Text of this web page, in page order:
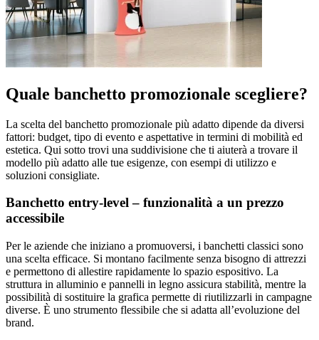
Quale banchetto promozionale scegliere?
La scelta del banchetto promozionale più adatto dipende da diversi
fattori: budget, tipo di evento e aspettative in termini di mobilità ed
estetica. Qui sotto trovi una suddivisione che ti aiuterà a trovare il
modello più adatto alle tue esigenze, con esempi di utilizzo e
soluzioni consigliate.
Banchetto entry-level – funzionalità a un prezzo
accessibile
Per le aziende che iniziano a promuoversi, i banchetti classici sono
una scelta efficace. Si montano facilmente senza bisogno di attrezzi
e permettono di allestire rapidamente lo spazio espositivo. La
struttura in alluminio e pannelli in legno assicura stabilità, mentre la
possibilità di sostituire la grafica permette di riutilizzarli in campagne
diverse. È uno strumento flessibile che si adatta all’evoluzione del
brand.